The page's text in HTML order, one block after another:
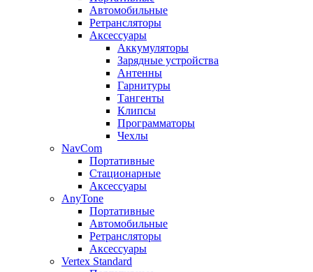
Автомобильные
Ретрансляторы
Аксессуары
Аккумуляторы
Зарядные устройства
Антенны
Гарнитуры
Тангенты
Клипсы
Программаторы
Чехлы
NavCom
Портативные
Стационарные
Аксессуары
AnyTone
Портативные
Автомобильные
Ретрансляторы
Аксессуары
Vertex Standard